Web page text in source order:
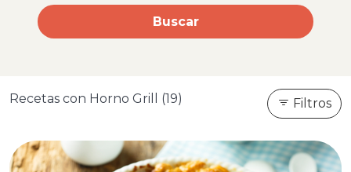
Buscar
Recetas con Horno Grill (19) Filtros